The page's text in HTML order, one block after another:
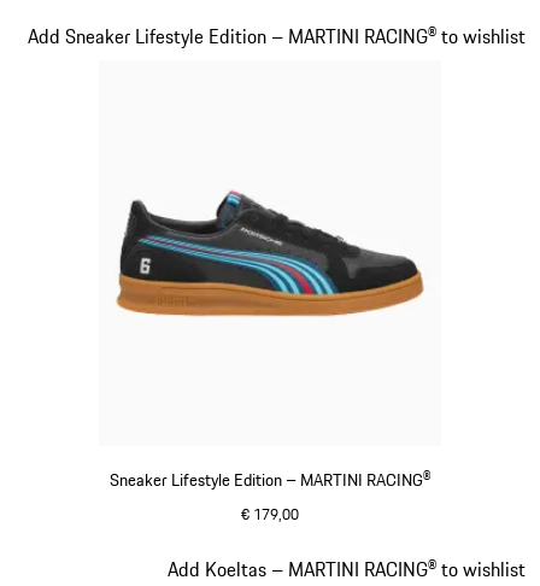
Sneaker Lifestyle Edition – MARTINI RACING®
€ 179,00
Add Sneaker Lifestyle Edition – MARTINI RACING® to wishlist
Dia 14 van 20
Add Koeltas – MARTINI RACING® to wishlist